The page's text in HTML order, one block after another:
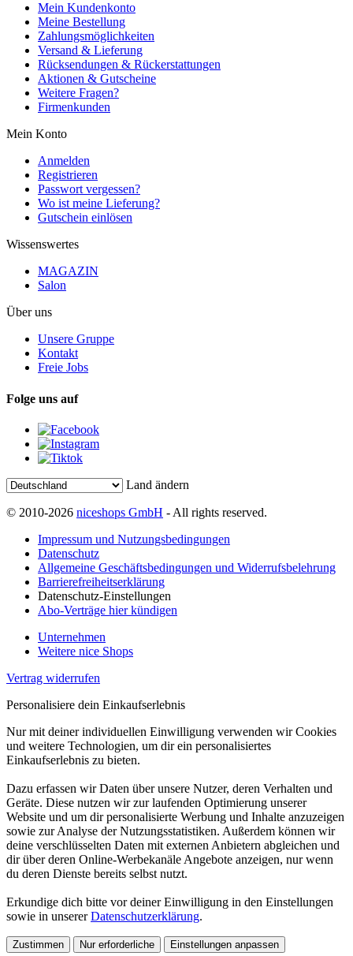
Mein Kundenkonto
Meine Bestellung
Zahlungsmöglichkeiten
Versand & Lieferung
Rücksendungen & Rückerstattungen
Aktionen & Gutscheine
Weitere Fragen?
Firmenkunden
Mein Konto
Anmelden
Registrieren
Passwort vergessen?
Wo ist meine Lieferung?
Gutschein einlösen
Wissenswertes
MAGAZIN
Salon
Über uns
Unsere Gruppe
Kontakt
Freie Jobs
Folge uns auf
Land ändern
© 2010-2026 niceshops GmbH - All rights reserved.
Impressum und Nutzungsbedingungen
Datenschutz
Allgemeine Geschäftsbedingungen und Widerrufsbelehrung
Barrierefreiheitserklärung
Datenschutz-Einstellungen
Abo-Verträge hier kündigen
Unternehmen
Weitere nice Shops
Vertrag widerrufen
Personalisiere dein Einkaufserlebnis
Nur mit deiner individuellen Einwilligung verwenden wir Cookies
und weitere Technologien, um dir ein personalisiertes
Einkaufserlebnis zu bieten.
Dazu erfassen wir Daten über unsere Nutzer, deren Verhalten und
Geräte. Diese nutzen wir zur laufenden Optimierung unserer
Website und um dir personalisierte Werbung und Inhalte anzuzeigen
sowie zur Analyse der Nutzungsstatistiken. Außerdem können wir
deine verschlüsselten Daten mit externen Anbietern abgleichen und
dir über deren Online-Werbekanäle Angebote anzeigen, nur wenn
du deren Dienste bereits selbst nutzt.
Erkundige dich bitte vor deiner Einwilligung in den Einstellungen
sowie in unsererDatenschutzerklärung.
Zustimmen Nur erforderliche Einstellungen anpassen